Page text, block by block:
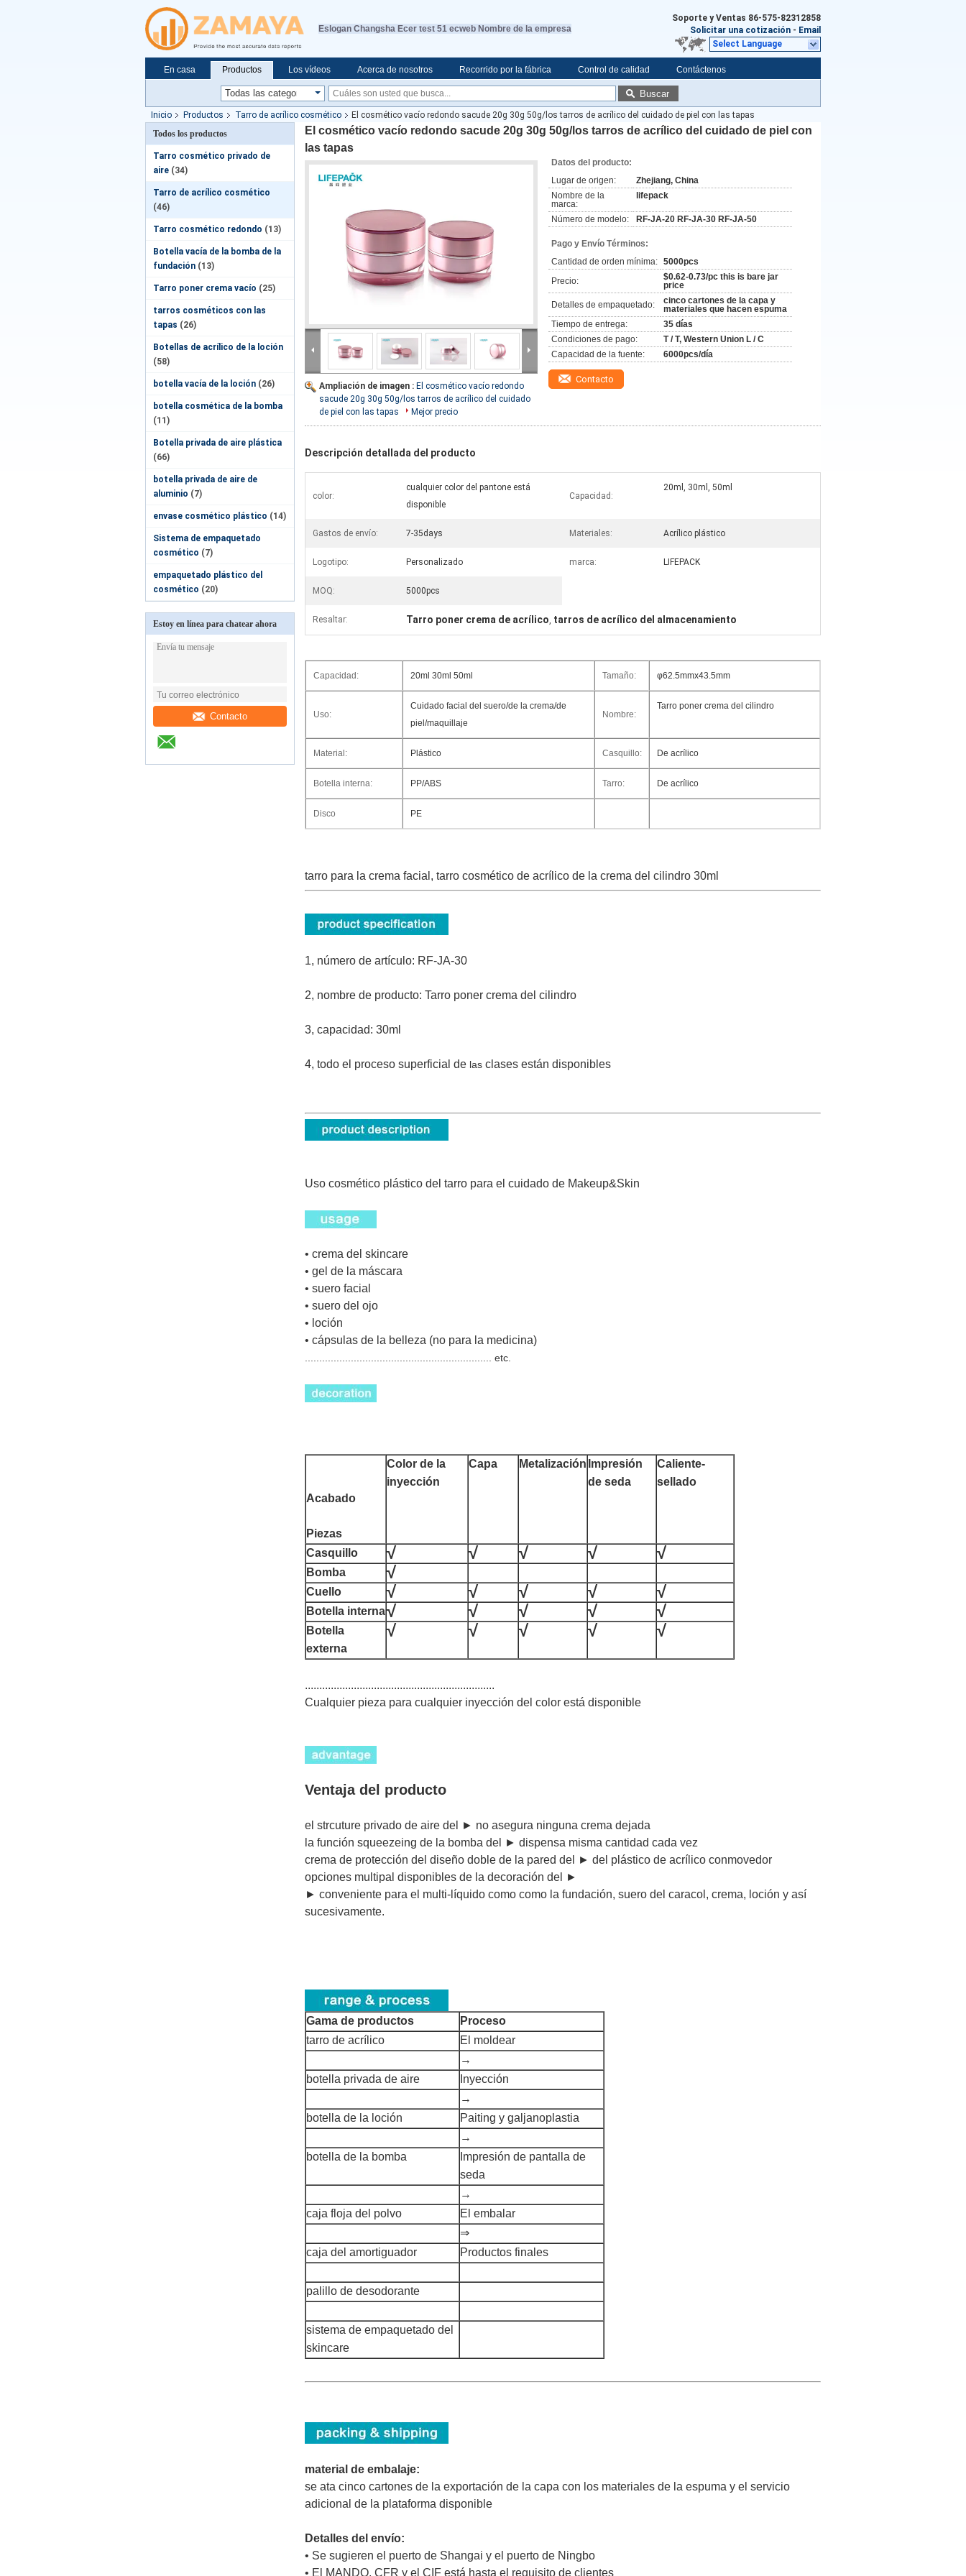
Eslogan Changsha Ecer test 51 ecweb Nombre de la empresa
Soporte y Ventas 86-575-82312858
Solicitar una cotización - Email
Select Language
En casa Productos Los vídeos Acerca de nosotros Recorrido por la fábrica Control de calidad Contáctenos
Solicitar una cotización Noticias Buscar
Inicio Productos Tarro de acrílico cosmético
El cosmético vacío redondo sacude 20g 30g 50g/los tarros de acrílico del cuidado de piel con las tapas
Todos los productos
Tarro cosmético privado de
aire (34)
Tarro de acrílico cosmético
(46)
Tarro cosmético redondo (13)
Botella vacía de la bomba de la
fundación (13)
Tarro poner crema vacío (25)
tarros cosméticos con las
tapas (26)
Botellas de acrílico de la loción
(58)
botella vacía de la loción (26)
botella cosmética de la bomba
(11)
Botella privada de aire plástica
(66)
botella privada de aire de
aluminio (7)
envase cosmético plástico (14)
Sistema de empaquetado
cosmético (7)
empaquetado plástico del
cosmético (20)
Estoy en línea para chatear ahora
Contacto
El cosmético vacío redondo sacude 20g 30g 50g/los tarros de acrílico del cuidado de piel con
las tapas
Ampliación de imagen : El cosmético vacío redondo
sacude 20g 30g 50g/los tarros de acrílico del cuidado
de piel con las tapas
Mejor precio
Datos del producto:
Lugar de origen:
Zhejiang, China
Nombre de la
marca:
lifepack
Número de modelo: RF-JA-20 RF-JA-30 RF-JA-50
Pago y Envío Términos:
Cantidad de orden mínima: 5000pcs
Precio:
$0.62-0.73/pc this is bare jar
price
Detalles de empaquetado:
cinco cartones de la capa y
materiales que hacen espuma
Tiempo de entrega:
35 días
Condiciones de pago:
T / T, Western Union L / C
Capacidad de la fuente:
6000pcs/día
Contacto
Descripción detallada del producto
color:
cualquier color del pantone está
disponible
Capacidad:
20ml, 30ml, 50ml
Gastos de envío: 7-35days Materiales: Acrílico plástico
Logotipo: Personalizado marca: LIFEPACK
MOQ: 5000pcs
Resaltar: Tarro poner crema de acrílico, tarros de acrílico del almacenamiento
Capacidad: 20ml 30ml 50ml Tamaño: φ62.5mmx43.5mm
Uso:
Cuidado facial del suero/de la crema/de
piel/maquillaje
Nombre:
Tarro poner crema del cilindro
Material: Plástico Casquillo: De acrílico
Botella interna: PP/ABS Tarro: De acrílico
Disco PE
tarro para la crema facial, tarro cosmético de acrílico de la crema del cilindro 30ml
1, número de artículo: RF-JA-30
2, nombre de producto: Tarro poner crema del cilindro
3, capacidad: 30ml
4, todo el proceso superficial de las clases están disponibles
Uso cosmético plástico del tarro para el cuidado de Makeup&Skin
• crema del skincare
• gel de la máscara
• suero facial
• suero del ojo
• loción
• cápsulas de la belleza (no para la medicina)
................................................................. etc.
Acabado
Piezas
Color de la
inyección
Capa Metalización Impresión
de seda
Caliente-
sellado
Casquillo √ √ √ √ √
Bomba √
Cuello √ √ √ √ √
Botella interna√ √ √ √ √
Botella
externa
√ √ √ √ √
..................................................................
Cualquier pieza para cualquier inyección del color está disponible
Ventaja del producto
el strcuture privado de aire del ► no asegura ninguna crema dejada
la función squeezeing de la bomba del ► dispensa misma cantidad cada vez
crema de protección del diseño doble de la pared del ► del plástico de acrílico conmovedor
opciones multipal disponibles de la decoración del ►
► conveniente para el multi-líquido como como la fundación, suero del caracol, crema, loción y así
sucesivamente.
Gama de productos
Proceso
tarro de acrílico
El moldear
→
botella privada de aire
Inyección
→
botella de la loción
Paiting y galjanoplastia
→
botella de la bomba
Impresión de pantalla de
seda
→
caja floja del polvo
El embalar
⇒
caja del amortiguador
Productos finales
palillo de desodorante
sistema de empaquetado del
skincare
material de embalaje:
se ata cinco cartones de la exportación de la capa con los materiales de la espuma y el servicio
adicional de la plataforma disponible
Detalles del envío:
• Se sugieren el puerto de Shangai y el puerto de Ningbo
• El MANDO, CFR y el CIF está hasta el requisito de clientes